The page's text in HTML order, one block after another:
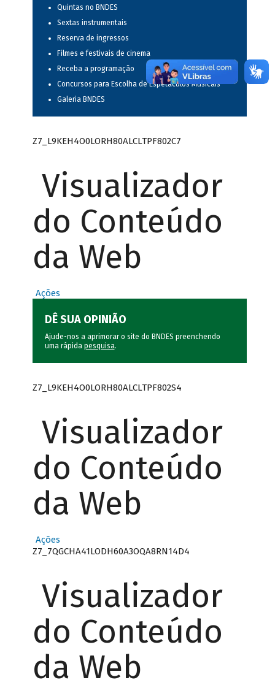
Quintas no BNDES
Sextas instrumentais
Reserva de ingressos
Filmes e festivais de cinema
Receba a programação
Concursos para Escolha de Espetáculos Musicais
Galeria BNDES
Z7_L9KEH4O0LORH80ALCLTPF802C7
Visualizador
do Conteúdo
da Web
Ações
DÊ SUA OPINIÃO
Ajude-nos a aprimorar o site do BNDES preenchendo
uma rápida pesquisa.
Z7_L9KEH4O0LORH80ALCLTPF802S4
Visualizador
do Conteúdo
da Web
Ações
Z7_7QGCHA41LODH60A3OQA8RN14D4
Visualizador
do Conteúdo
da Web